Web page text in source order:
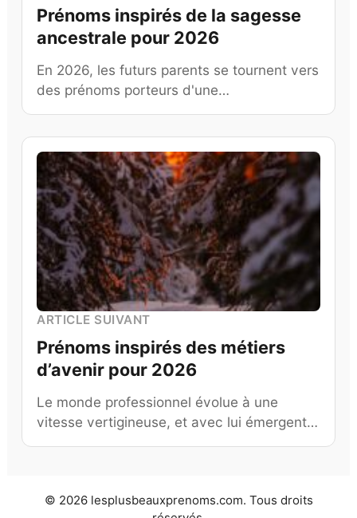
Prénoms inspirés de la sagesse
ancestrale pour 2026
En 2026, les futurs parents se tournent vers
des prénoms porteurs d'une…
ARTICLE SUIVANT
Prénoms inspirés des métiers
d’avenir pour 2026
Le monde professionnel évolue à une
vitesse vertigineuse, et avec lui émergent…
© 2026 lesplusbeauxprenoms.com. Tous droits